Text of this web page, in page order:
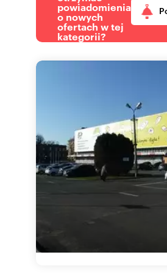
powiadomienia
o nowych
ofertach w tej
kategorii?